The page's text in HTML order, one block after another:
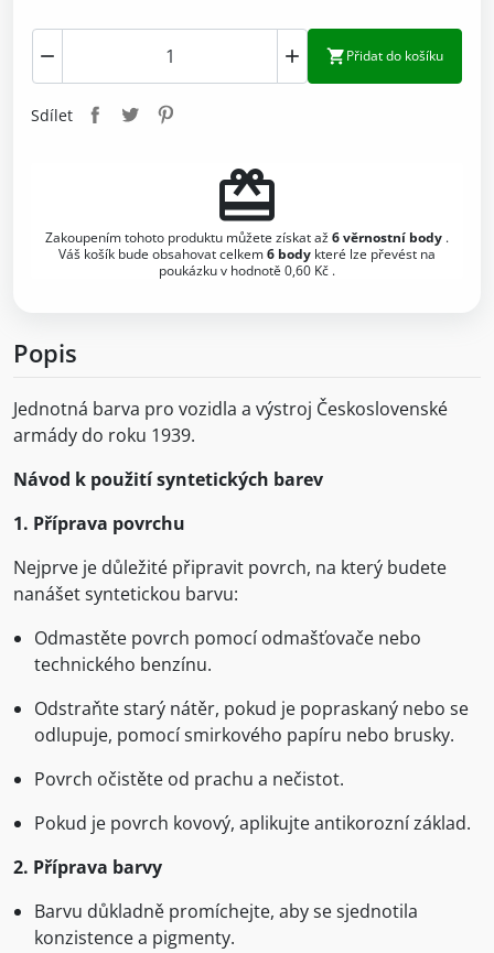
  Přidat do košíku
Sdílet
redeem
Zakoupením tohoto produktu můžete získat až6věrnostní body .
Váš košík bude obsahovat celkem6 body které lze převést na
poukázku v hodnotě 0,60 Kč .
Popis
Jednotná barva pro vozidla a výstroj Československé
armády do roku 1939.
Návod k použití syntetických barev
1. Příprava povrchu
Nejprve je důležité připravit povrch, na který budete
nanášet syntetickou barvu:
Odmastěte povrch pomocí odmašťovače nebo
technického benzínu.
Odstraňte starý nátěr, pokud je popraskaný nebo se
odlupuje, pomocí smirkového papíru nebo brusky.
Povrch očistěte od prachu a nečistot.
Pokud je povrch kovový, aplikujte antikorozní základ.
2. Příprava barvy
Barvu důkladně promíchejte, aby se sjednotila
konzistence a pigmenty.